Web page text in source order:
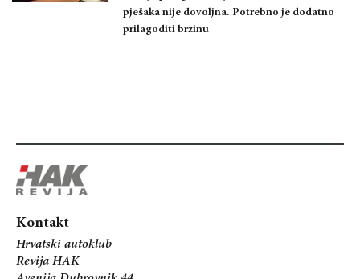
pješaka nije dovoljna. Potrebno je dodatno
prilagoditi brzinu
Kontakt
Hrvatski autoklub
Revija HAK